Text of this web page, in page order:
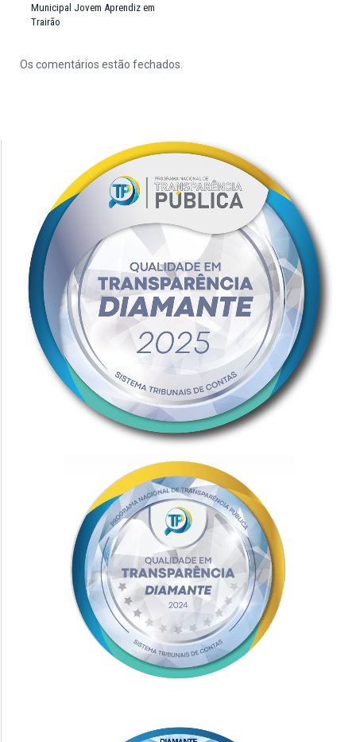
Municipal Jovem Aprendiz em
Trairão
Os comentários estão fechados.